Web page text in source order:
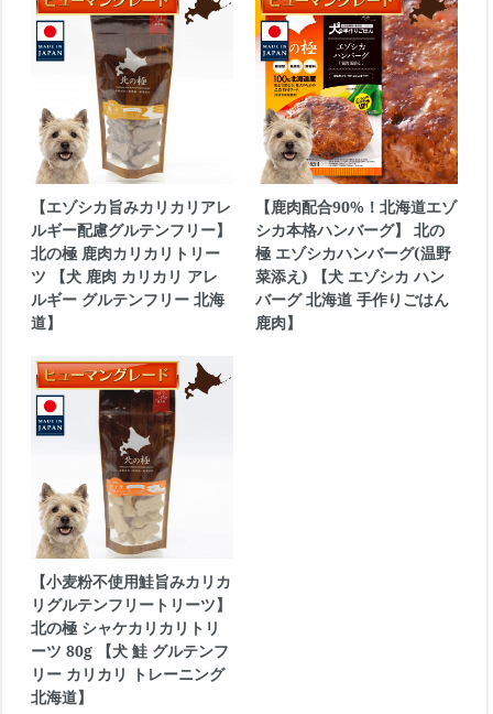
【エゾシカ旨みカリカリアレ
ルギー配慮グルテンフリー】
北の極 鹿肉カリカリトリー
ツ 【犬 鹿肉 カリカリ アレ
ルギー グルテンフリー 北海
道】
【鹿肉配合90%！北海道エゾ
シカ本格ハンバーグ】 北の
極 エゾシカハンバーグ(温野
菜添え) 【犬 エゾシカ ハン
バーグ 北海道 手作りごはん
鹿肉】
【小麦粉不使用鮭旨みカリカ
リグルテンフリートリーツ】
北の極 シャケカリカリトリ
ーツ 80g 【犬 鮭 グルテンフ
リー カリカリ トレーニング
北海道】